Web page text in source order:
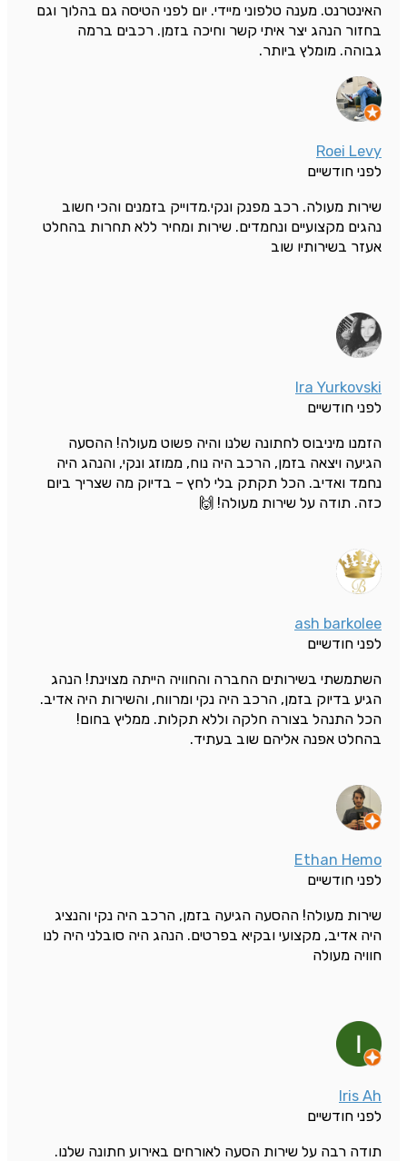
האינטרנט. מענה טלפוני מיידי. יום לפני הטיסה גם בהלוך וגם
בחזור הנהג יצר איתי קשר וחיכה בזמן. רכבים ברמה
גבוהה. מומלץ ביותר.
Roei Levy
לפני חודשיים
שירות מעולה. רכב מפנק ונקי.מדוייק בזמנים והכי חשוב
נהגים מקצועיים ונחמדים. שירות ומחיר ללא תחרות בהחלט
אעזר בשירותיו שוב
Ira Yurkovski
לפני חודשיים
הזמנו מיניבוס לחתונה שלנו והיה פשוט מעולה! ההסעה
הגיעה ויצאה בזמן, הרכב היה נוח, ממוזג ונקי, והנהג היה
נחמד ואדיב. הכל תקתק בלי לחץ – בדיוק מה שצריך ביום
כזה. תודה על שירות מעולה! 🙌
ash barkolee
לפני חודשיים
השתמשתי בשירותים החברה והחוויה הייתה מצוינת! הנהג
הגיע בדיוק בזמן, הרכב היה נקי ומרווח, והשירות היה אדיב.
הכל התנהל בצורה חלקה וללא תקלות. ממליץ בחום!
בהחלט אפנה אליהם שוב בעתיד.
Ethan Hemo
לפני חודשיים
שירות מעולה! ההסעה הגיעה בזמן, הרכב היה נקי והנציג
היה אדיב, מקצועי ובקיא בפרטים. הנהג היה סובלני היה לנו
חוויה מעולה
Iris Ah
לפני חודשיים
תודה רבה על שירות הסעה לאורחים באירוע חתונה שלנו.